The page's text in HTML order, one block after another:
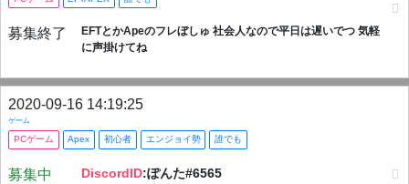
募集終了
EFTとかApeのフレぼしゅ 社会人なので平日は遅いでつ 気軽
に声掛けてね
2020-09-16 14:19:25
ゲーム
PCゲーム Apex 初心者 エンジョイ勢 誰でも
募集中 DiscordID:ぽんた#6565